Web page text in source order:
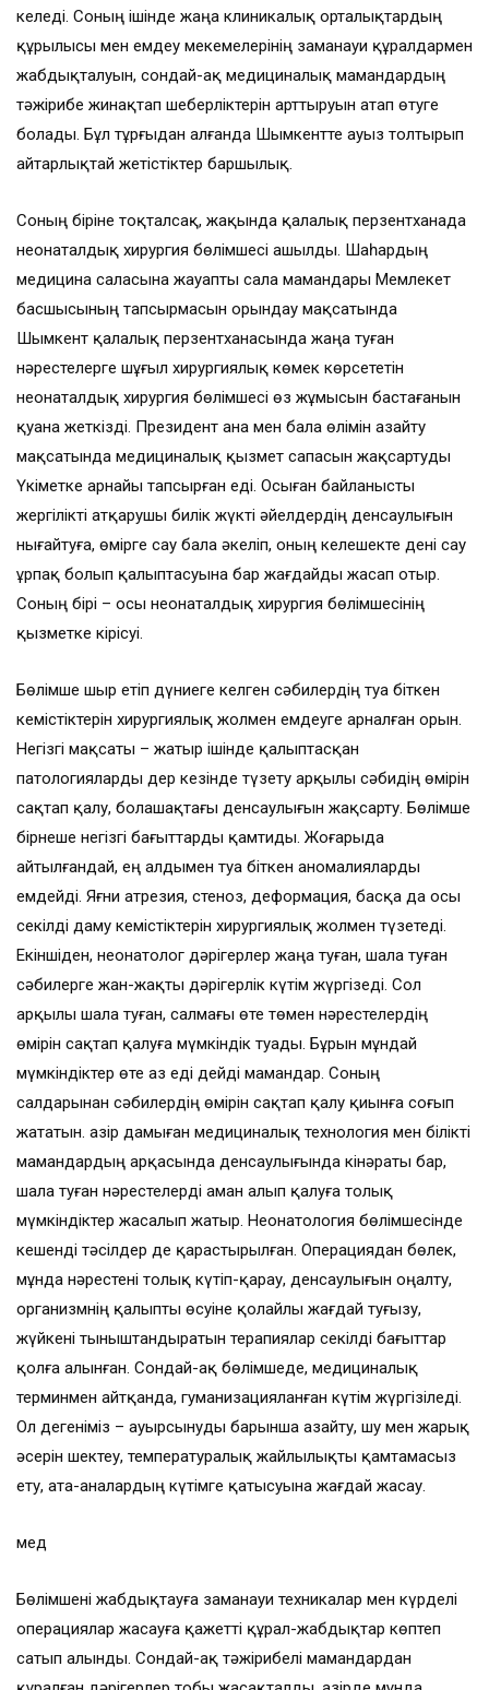
келеді. Соның ішінде жаңа клиникалық орталықтардың
құрылысы мен емдеу меке­мелерінің заманауи құралдармен
жабдықталуын, сондай-ақ медициналық мамандардың
тәжірибе жинақтап шебер­ліктерін арттыруын атап өтуге
болады. Бұл тұрғыдан алғанда Шымкентте ауыз толтырып
айтарлықтай жетістіктер баршылық.
Соның біріне тоқталсақ, жақында қалалық перзентханада
неонаталдық хирургия бөлімшесі ашылды. Шаһардың
медицина саласына жауапты сала мамандары Мемлекет
басшысының тапсырмасын орындау мақсатында
Шымкент қалалық перзентханасында жаңа туған
нәрестелерге шұғыл хирургиялық көмек көрсететін
неонаталдық хирургия бөлімшесі өз жұ­мысын бастағанын
қуана жеткізді. Президент ана мен бала өлімін азайту
мақсатында медициналық қызмет сапасын жақсартуды
Үкіметке арнайы тапсырған еді. Осыған байланысты
жергілікті атқарушы билік жүкті әйелдердің денсаулығын
нығайтуға, өмірге сау бала әкеліп, оның келешекте дені сау
ұрпақ болып қалыптасуына бар жағдайды жасап отыр.
Соның бірі – осы неонаталдық хирургия бөлімшесінің
қызметке кірісуі.
Бөлімше шыр етіп дүниеге келген сәбилердің туа біткен
кеміс­тіктерін хирургиялық жолмен емдеуге арналған орын.
Негізгі мақсаты – жатыр ішінде қалыптасқан
патологияларды дер кезінде түзету арқылы сәбидің өмірін
сақтап қалу, болашақтағы денсаулығын жақсарту. Бөлімше
бірнеше негізгі бағыттарды қамтиды. Жоғарыда
айтылғандай, ең алдымен туа біткен аномалияларды
емдейді. Яғни атрезия, стеноз, деформация, басқа да осы
секілді даму кемістіктерін хирургиялық жолмен түзетеді.
Екіншіден, неонатолог дәрігерлер жаңа туған, шала туған
сәбилерге жан-жақты дәрігерлік күтім жүргізеді. Сол
арқылы шала туған, салмағы өте төмен нәрестелердің
өмірін сақтап қалуға мүмкіндік туады. Бұрын мұндай
мүмкіндіктер өте аз еді дейді мамандар. Соның
салдарынан сәбилердің өмірін сақтап қалу қиынға соғып
жататын. Қазір дамыған медициналық технология мен білікті
мамандардың арқасында денсаулығында кінәраты бар,
шала туған нәрестелерді аман алып қалуға толық
мүмкіндіктер жасалып жатыр. Неонатология бөлімшесінде
кешенді тәсілдер де қарастырылған. Операциядан бөлек,
мұнда нәрестені толық күтіп-қарау, денсаулығын оңалту,
организмнің қалыпты өсуіне қолайлы жағдай туғызу,
жүйкені тыныштандыратын терапиялар секілді бағыттар
қолға алынған. Сондай-ақ бөлімшеде, медициналық
терминмен айтқанда, гуманизацияланған күтім жүргізіледі.
Ол дегеніміз – ауырсынуды барынша азайту, шу мен жарық
әсерін шектеу, температуралық жайлылықты қамтамасыз
ету, ата-аналардың күтімге қатысуына жағдай жасау.
мед
Бөлімшені жабдықтауға заманауи техникалар мен күрделі
операциялар жасауға қажетті құрал-жабдықтар көптеп
сатып алынды. Сондай-ақ тәжірибелі маман­дардан